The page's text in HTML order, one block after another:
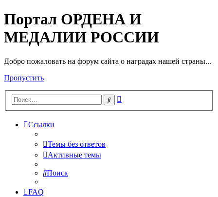
Портал ОРДЕНА И
МЕДАЛИИ РОССИИ
Добро пожаловать на форум сайта о наградах нашей страны...
Пропустить
Поиск
Ссылки
Темы без ответов
Активные темы
Поиск
FAQ